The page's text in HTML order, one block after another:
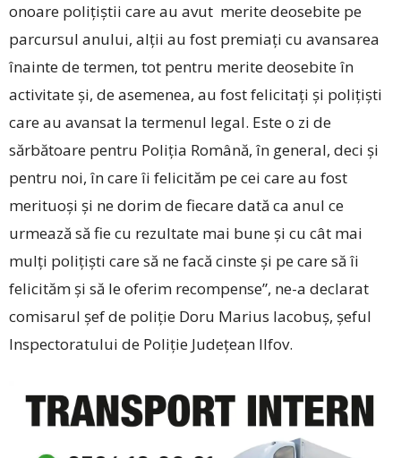
onoare polițiștii care au avut merite deosebite pe
parcursul anului, alții au fost premiați cu avansarea
înainte de termen, tot pentru merite deosebite în
activitate și, de asemenea, au fost felicitați și polițiști
care au avansat la termenul legal. Este o zi de
sărbătoare pentru Poliția Română, în general, deci și
pentru noi, în care îi felicităm pe cei care au fost
merituoși și ne dorim de fiecare dată ca anul ce
urmează să fie cu rezultate mai bune și cu cât mai
mulți polițiști care să ne facă cinste și pe care să îi
felicităm și să le oferim recompense”, ne-a declarat
comisarul șef de poliție Doru Marius Iacobuș, șeful
Inspectoratului de Poliție Județean Ilfov.